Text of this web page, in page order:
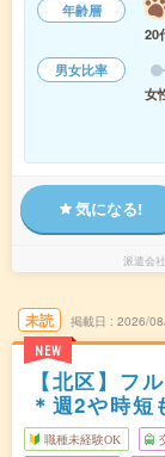
年齢層
20
男女比率
女
気になる!
派遣会社
未読
NEW
掲載日 2026/
【北区】フ
＊週2や時短
職種未経験OK